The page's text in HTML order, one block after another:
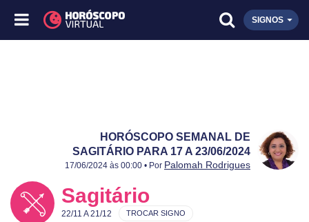
SIGNOS
HORÓSCOPO SEMANAL DE
SAGITÁRIO PARA 17 A 23/06/2024
Publicado:
17 a 23/06/2024
Atualizado:
17 a 23/06/2024
17/06/2024 às 00:00 • Por Palomah Rodrigues
Sagitário
22/11 A 21/12 TROCAR SIGNO